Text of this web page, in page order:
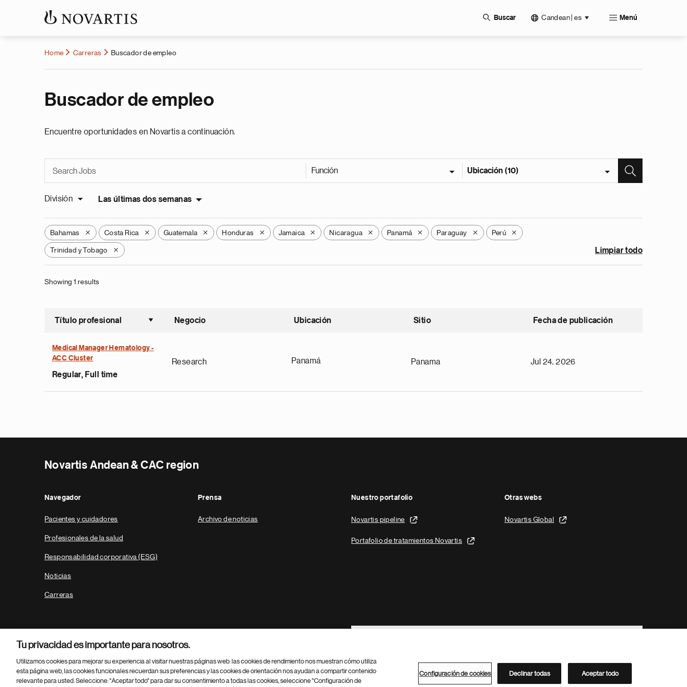
Buscar Candean | es Menú
Home Carreras Buscador de empleo
Buscador de empleo
Encuentre oportunidades en Novartis a continuación.
Función Ubicación (10)
División Las últimas dos semanas
Bahamas X Costa Rica X Guatemala X Honduras X Jamaica X Nicaragua X Panamá X Paraguay X Perú X
Trinidad y Tobago X Limpiar todo
Showing 1 results
Título profesional
Ordenar ascendente
Negocio Ubicación Sitio Fecha de publicación
Medical Manager Hematology -
ACC Cluster
Regular, Full time
Research Panamá Panama Jul 24, 2026
Novartis Andean & CAC region
Navegador
Pacientes y cuidadores
Profesionales de la salud
Responsabilidad corporativa (ESG)
Noticias
Carreras
Prensa
Archivo de noticias
Nuestro portafolio
Novartis pipeline
Portafolio de tratamientos Novartis
Otras webs
Novartis Global
Footer Site Search
Parte
© 2026 Novartis AG Directorio de Novartis
Tu privacidad es importante para nosotros.
Utilizamos cookies para mejorar su experiencia al visitar nuestras páginas web: las cookies de rendimiento nos muestran cómo utiliza
esta página web, las cookies funcionales recuerdan sus preferencias y las cookies de orientación nos ayudan a compartir contenido
relevante para usted. Seleccione: "Aceptar todo" para dar su consentimiento a todas las cookies, seleccione "Configuración de
Configuración de cookies Declinar todas Aceptar todo